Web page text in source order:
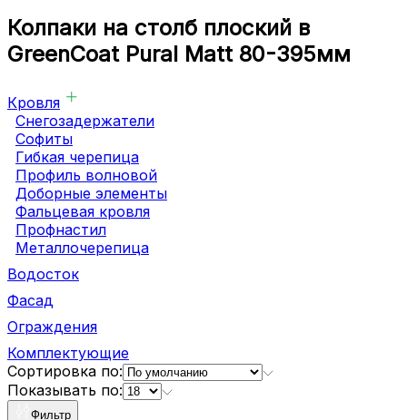
Колпаки на столб плоский в
GreenCoat Pural Matt 80-395мм
Кровля
Снегозадержатели
Софиты
Гибкая черепица
Профиль волновой
Доборные элементы
Фальцевая кровля
Профнастил
Металлочерепица
Водосток
Фасад
Ограждения
Комплектующие
Сортировка по:
Показывать по:
Фильтр